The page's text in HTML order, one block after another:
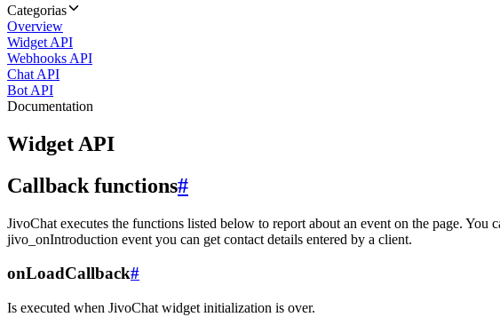
Categorias
Overview
Widget API
Webhooks API
Chat API
Bot API
Documentation
Widget API
Callback functions#
JivoChat executes the functions listed below to report about an event on the page.
jivo_onIntroduction event you can get contact details entered by a client.
onLoadCallback#
Is executed when JivoChat widget initialization is over.